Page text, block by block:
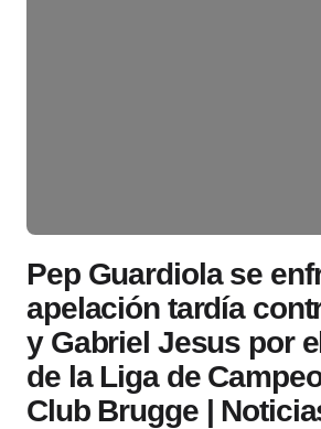
Pep Guardiola se
apelación tardía
y Gabriel Jesus por
de la Liga de
Club Brugge |